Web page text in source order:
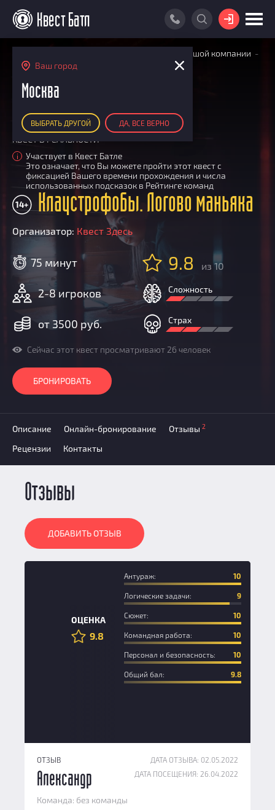
Ваш город
Москва
ВЫБРАТЬ ДРУГОЙ ДА, ВСЕ ВЕРНО
ВОЙТИ
КАРТА КВЕСТОВ
РЕЙТИНГ КОМАНД
Итоговый рейтинг
По количеству очков
По качеству игры
Список команд
ПОИСК КОМАНДЫ
КВЕСТ БАТЛ
Cashback
Как подсчитываются рейтинги
Новости
Партнерам
Квесты для большой компании
Клаустрофобы. Логово маньяка
КВЕСТ В РЕАЛЬНОСТИ
i
Участвует в Квест Батле
Это означает, что Вы можете пройти этот квест с
фиксацией Вашего времени прохождения и числа
использованных подсказок в Рейтинге команд
Клаустрофобы. Логово маньяка
14+
Организатор: Квест Здесь
75 минут
2-8 игроков
от 3500 руб.
9.8 из 10
Сложность
Страх
Сейчас этот квест просматривают 26 человек
БРОНИРОВАТЬ
Описание Онлайн-бронирование Отзывы 2
Рецензии Контакты
Отзывы
ДОБАВИТЬ ОТЗЫВ
ОЦЕНКА
9.8
Антураж: 10
Логические задачи: 9
Сюжет: 10
Командная работа: 10
Персонал и безопасность: 10
Общий бал: 9.8
ОТЗЫВ
ДАТА ОТЗЫВА: 02.05.2022
ДАТА ПОСЕЩЕНИЯ: 26.04.2022
Александр
Команда: без команды